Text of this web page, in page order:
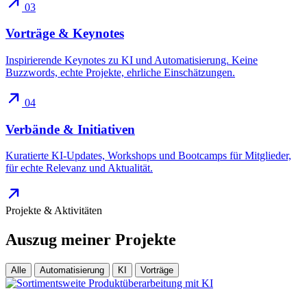
03
Vorträge & Keynotes
Inspirierende Keynotes zu KI und Automatisierung. Keine
Buzzwords, echte Projekte, ehrliche Einschätzungen.
04
Verbände & Initiativen
Kuratierte KI-Updates, Workshops und Bootcamps für Mitglieder,
für echte Relevanz und Aktualität.
Projekte & Aktivitäten
Auszug meiner Projekte
Alle Automatisierung KI Vorträge